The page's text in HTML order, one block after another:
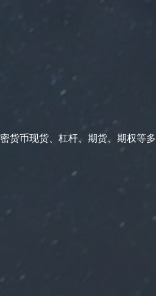
货币现货、杠杆、期货、期权等